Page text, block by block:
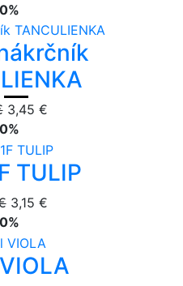
3,45 €
TULIP
3,15 €